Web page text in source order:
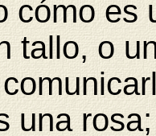
cómo es
tallo, o
una